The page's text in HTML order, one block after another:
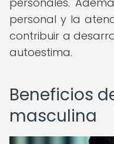
personal y la
contribuir a
autoestima.
Beneficios
masculina